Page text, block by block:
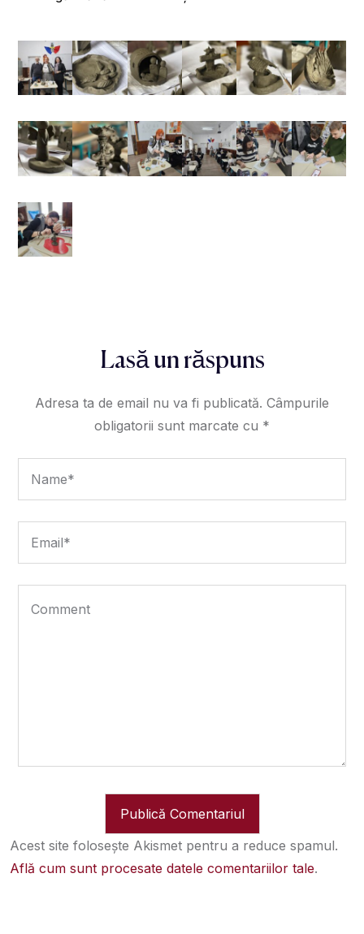
Lasă un răspuns
Adresa ta de email nu va fi publicată. Câmpurile
obligatorii sunt marcate cu *
Acest site folosește Akismet pentru a reduce spamul.
Află cum sunt procesate datele comentariilor tale.